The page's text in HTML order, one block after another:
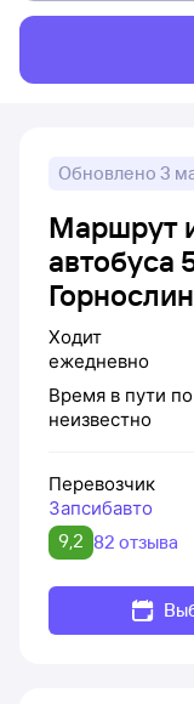
Обновлено 3
Маршрут
автобуса
Ходит
ежедневно
Время в пути
неизвестно
Перевозчик
Запсибавто
9,2 82 отзыва